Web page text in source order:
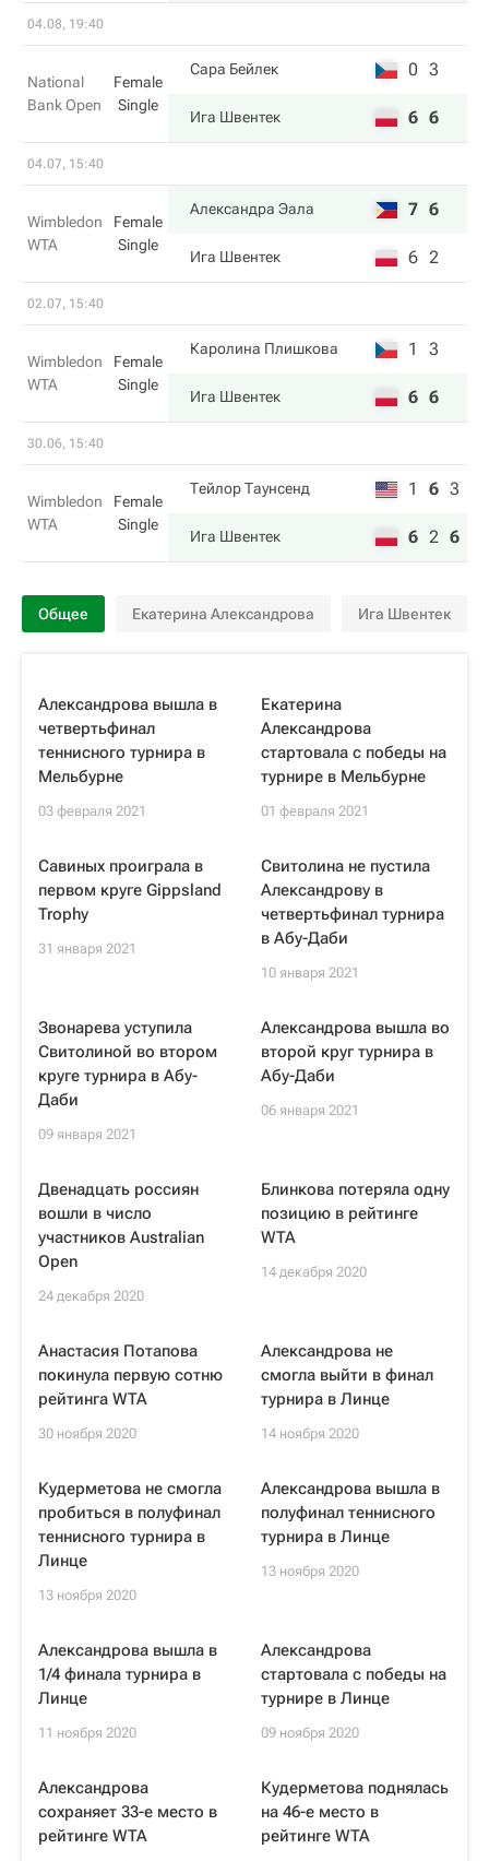
04.08, 19:40
National
Bank Open
Female
Single
Сара Бейлек 0 3
Ига Швентек 6 6
04.07, 15:40
Wimbledon
WTA
Female
Single
Александра Эала 7 6
Ига Швентек 6 2
02.07, 15:40
Wimbledon
WTA
Female
Single
Каролина Плишкова 1 3
Ига Швентек 6 6
30.06, 15:40
Wimbledon
WTA
Female
Single
Тейлор Таунсенд 1 6 3
Ига Швентек 6 2 6
Общее Екатерина Александрова Ига Швентек
Александрова вышла в
четвертьфинал
теннисного турнира в
Мельбурне
03 февраля 2021
Екатерина
Александрова
стартовала с победы на
турнире в Мельбурне
01 февраля 2021
Савиных проиграла в
первом круге Gippsland
Trophy
31 января 2021
Свитолина не пустила
Александрову в
четвертьфинал турнира
в Абу-Даби
10 января 2021
Звонарева уступила
Свитолиной во втором
круге турнира в Абу-
Даби
09 января 2021
Александрова вышла во
второй круг турнира в
Абу-Даби
06 января 2021
Двенадцать россиян
вошли в число
участников Australian
Open
24 декабря 2020
Блинкова потеряла одну
позицию в рейтинге
WTA
14 декабря 2020
Анастасия Потапова
покинула первую сотню
рейтинга WTA
30 ноября 2020
Александрова не
смогла выйти в финал
турнира в Линце
14 ноября 2020
Кудерметова не смогла
пробиться в полуфинал
теннисного турнира в
Линце
13 ноября 2020
Александрова вышла в
полуфинал теннисного
турнира в Линце
13 ноября 2020
Александрова вышла в
1/4 финала турнира в
Линце
11 ноября 2020
Александрова
стартовала с победы на
турнире в Линце
09 ноября 2020
Александрова
сохраняет 33-е место в
рейтинге WTA
Кудерметова поднялась
на 46-е место в
рейтинге WTA